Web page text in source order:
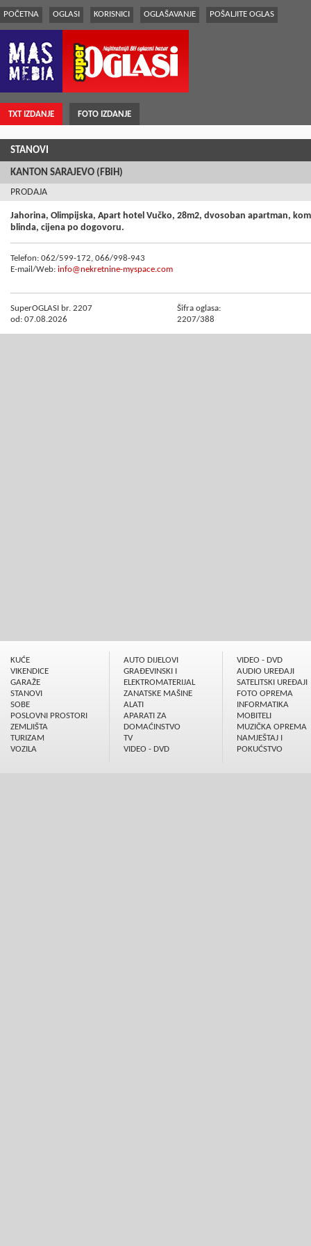
POČETNA OGLASI KORISNICI OGLAŠAVANJE POŠALJITE OGLAS
TXT IZDANJE FOTO IZDANJE
STANOVI
KANTON SARAJEVO (FBiH)
PRODAJA
Jahorina, Olimpijska, Apart hotel Vučko, 28m2, dvosoban apartman,
blinda, cijena po dogovoru.
Telefon: 062/599-172, 066/998-943
E-mail/Web: info@nekretnine-myspace.com
SuperOGLASI br. 2207
od: 07.08.2026
Šifra oglasa:
2207/388
KUĆE
VIKENDICE
GARAŽE
STANOVI
SOBE
POSLOVNI PROSTORI
ZEMLJIŠTA
TURIZAM
VOZILA
AUTO DIJELOVI
GRAÐEVINSKI I
ELEKTROMATERIJAL
ZANATSKE MAŠINE
ALATI
APARATI ZA
DOMAĆINSTVO
TV
VIDEO - DVD
VIDEO - DVD
AUDIO UREÐAJI
SATELITSKI UREÐAJI
FOTO OPREMA
INFORMATIKA
MOBITELI
MUZIČKA OPREMA
NAMJEŠTAJ I
POKUĆSTVO